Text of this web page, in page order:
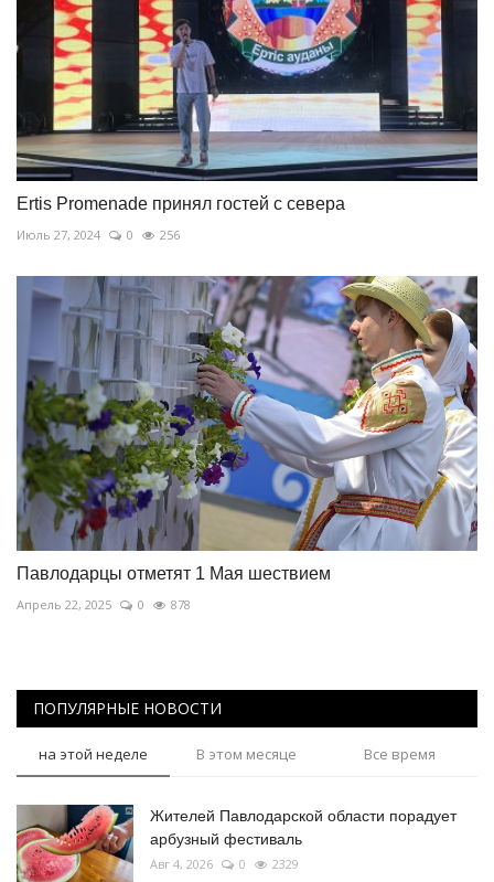
Ertis Promenade принял гостей с севера
Июль 27, 2024 0 256
Павлодарцы отметят 1 Мая шествием
Апрель 22, 2025 0 878
ПОПУЛЯРНЫЕ НОВОСТИ
на этой неделе В этом месяце Все время
Жителей Павлодарской области порадует
арбузный фестиваль
Авг 4, 2026 0 2329